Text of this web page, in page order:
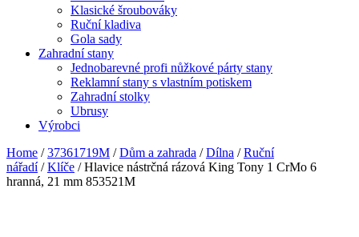
Klasické šroubováky
Ruční kladiva
Gola sady
Zahradní stany
Jednobarevné profi nůžkové párty stany
Reklamní stany s vlastním potiskem
Zahradní stolky
Ubrusy
Výrobci
Home /37361719M /Dům a zahrada /Dílna /Ruční
nářadí/Klíče / Hlavice nástrčná rázová King Tony 1 CrMo 6
hranná, 21 mm 853521M